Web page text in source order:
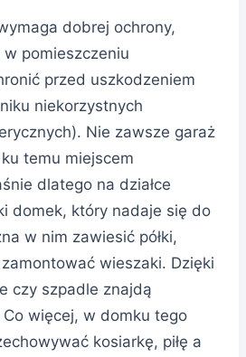
dobrej ochrony,
pomieszczeniu
przed uszkodzeniem
niekorzystnych
Nie zawsze garaż
temu miejscem
dlatego na działce
domek, który nadaje się do
w nim zawiesić półki,
wieszaki. Dzięki
czy szpadle znajdą
Co więcej, w domku tego
kosiarkę, piłę a